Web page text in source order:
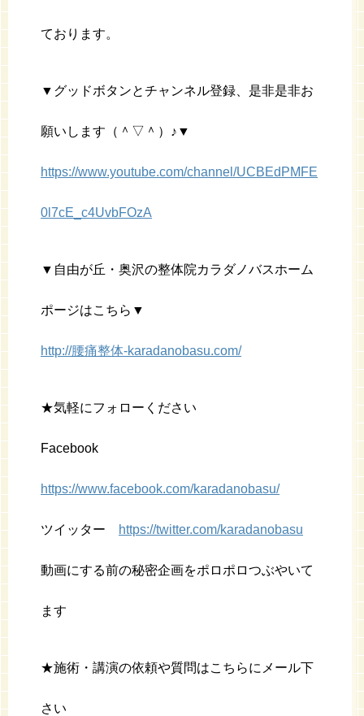
ております。
▼グッドボタンとチャンネル登録、是非是非お
願いします（＾▽＾）♪▼
https://www.youtube.com/channel/UCBEdPMFE
0l7cE_c4UvbFOzA
▼自由が丘・奥沢の整体院カラダノバスホーム
ポージはこちら▼
http://腰痛整体-karadanobasu.com/
★気軽にフォローください
Facebook
https://www.facebook.com/karadanobasu/
ツイッター https://twitter.com/karadanobasu
動画にする前の秘密企画をポロポロつぶやいて
ます
★施術・講演の依頼や質問はこちらにメール下
さい